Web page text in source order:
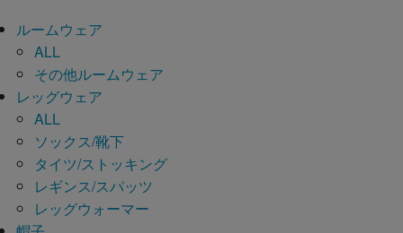
ルームウェア
ALL
その他ルームウェア
レッグウェア
ALL
ソックス/靴下
タイツ/ストッキング
レギンス/スパッツ
レッグウォーマー